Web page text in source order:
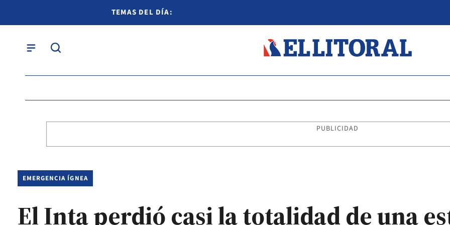
TEMAS DEL DÍA:
PUBLICIDAD
EMERGENCIA ÍGNEA
El Inta perdió casi la totalidad de una